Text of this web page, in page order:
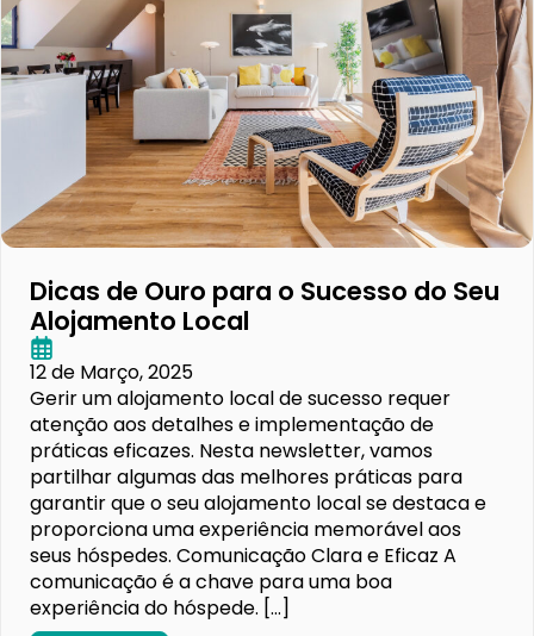
Dicas de Ouro para o Sucesso do Seu
Alojamento Local
12 de Março, 2025
Gerir um alojamento local de sucesso requer
atenção aos detalhes e implementação de
práticas eficazes. Nesta newsletter, vamos
partilhar algumas das melhores práticas para
garantir que o seu alojamento local se destaca e
proporciona uma experiência memorável aos
seus hóspedes. Comunicação Clara e Eficaz A
comunicação é a chave para uma boa
experiência do hóspede. […]